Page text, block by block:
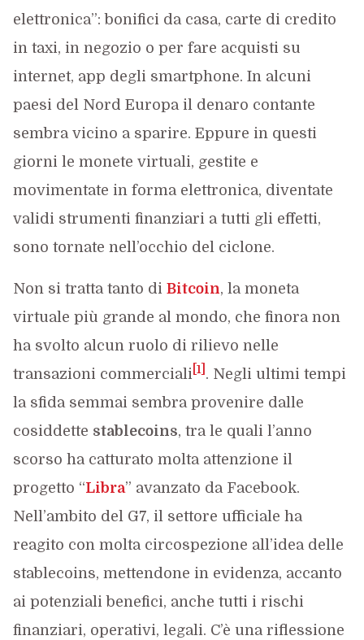
elettronica”: bonifici da casa, carte di credito
in taxi, in negozio o per fare acquisti su
internet, app degli smartphone. In alcuni
paesi del Nord Europa il denaro contante
sembra vicino a sparire. Eppure in questi
giorni le monete virtuali, gestite e
movimentate in forma elettronica, diventate
validi strumenti finanziari a tutti gli effetti,
sono tornate nell’occhio del ciclone.
Non si tratta tanto di Bitcoin, la moneta
virtuale più grande al mondo, che finora non
ha svolto alcun ruolo di rilievo nelle
transazioni commerciali [1] . Negli ultimi tempi
la sfida semmai sembra provenire dalle
cosiddette stablecoins, tra le quali l’anno
scorso ha catturato molta attenzione il
progetto “Libra” avanzato da Facebook.
Nell’ambito del G7, il settore ufficiale ha
reagito con molta circospezione all’idea delle
stablecoins, mettendone in evidenza, accanto
ai potenziali benefici, anche tutti i rischi
finanziari, operativi, legali. C’è una riflessione